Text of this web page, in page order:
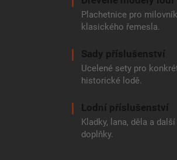
Plachetnice pro
klasického řemesla.
Sady příslušenství
Ucelené sety pro
historické lodě.
Lodní příslušenství
Kladky, lana, děla a další
doplňky.